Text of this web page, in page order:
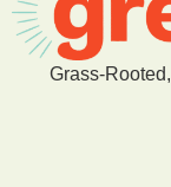
Grass-